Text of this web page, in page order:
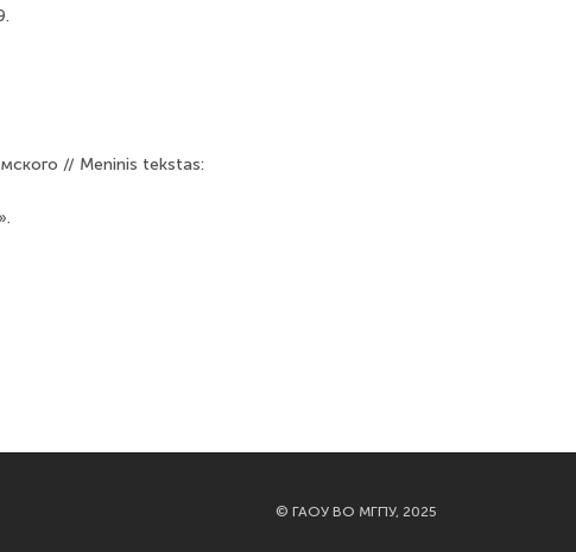
// Meninis tekstas:
© ГАОУ ВО МГПУ, 2025